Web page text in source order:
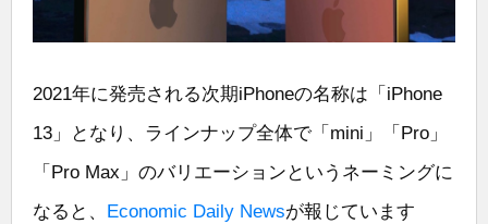
2021年に発売される次期iPhoneの名称は「iPhone
13」となり、ラインナップ全体で「mini」「Pro」
「Pro Max」のバリエーションというネーミングに
なると、 Economic Daily Newsが報じています